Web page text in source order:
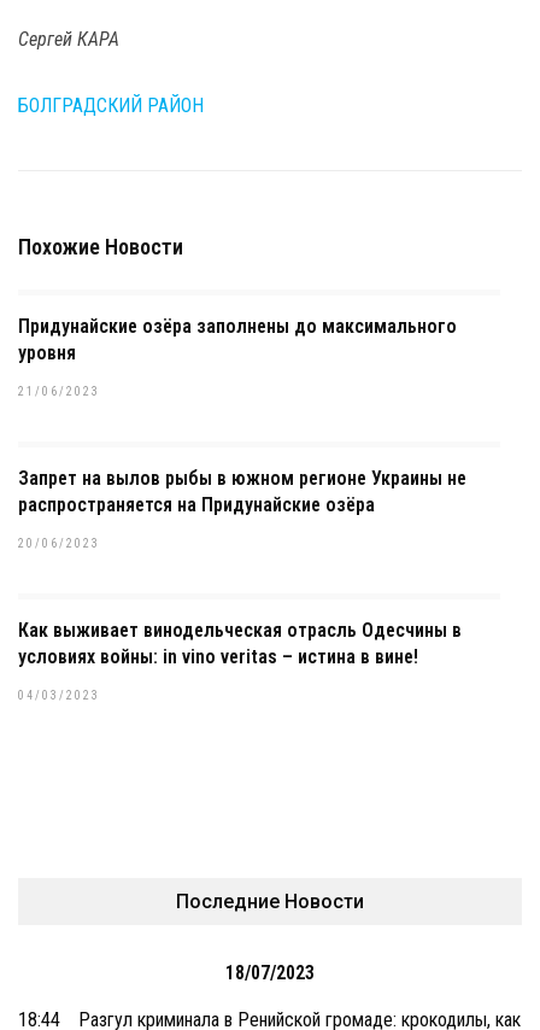
Сергей КАРА
БОЛГРАДСКИЙ РАЙОН
Похожие Новости
Придунайские озёра заполнены до максимального
уровня
21/06/2023
Запрет на вылов рыбы в южном регионе Украины не
распространяется на Придунайские озёра
20/06/2023
Как выживает винодельческая отрасль Одесчины в
условиях войны: in vino veritas – истина в вине!
04/03/2023
Последние Новости
18/07/2023
18:44 Разгул криминала в Ренийской громаде: крокодилы, как